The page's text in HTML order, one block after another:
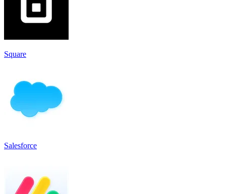
Square
Salesforce